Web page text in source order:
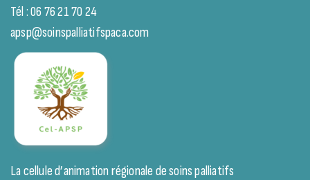
Tél : 06 76 21 70 24
apsp@soinspalliatifspaca.com
La cellule d’animation régionale de soins palliatifs